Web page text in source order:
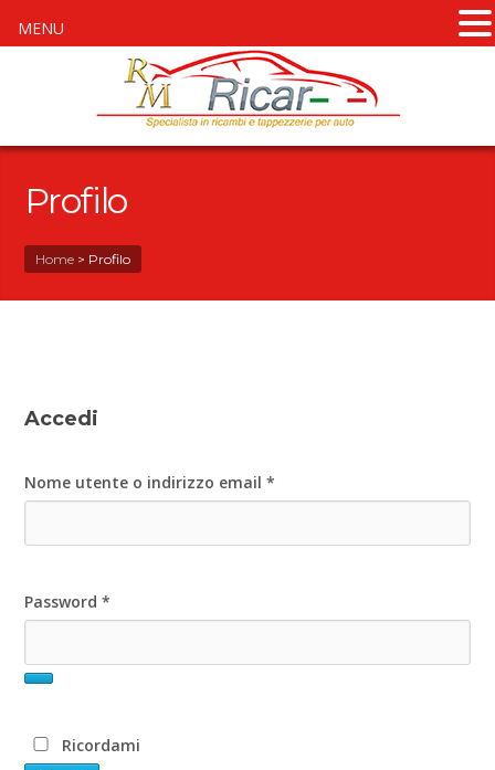
Profilo
Home > Profilo
Accedi
Nome utente o indirizzo email*
Password*
Ricordami
MENU